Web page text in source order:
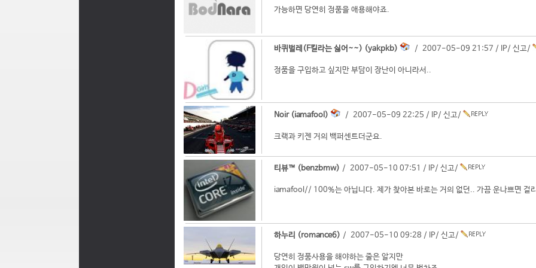
가능하면 당연히 정품을 애용해야죠.
바퀴벌레(F킬라는 싫어~~) (yakpkb) / 2007-05-09 21:57 / IP/ 신고/
정품을 구입하고 싶지만 부담이 장난이 아니라서..
Noir (iamafool) / 2007-05-09 22:25 / IP/ 신고/
크랙과 키젠 거의 백퍼센트더군요.
티뷰™ (benzbmw) / 2007-05-10 07:51 / IP/ 신고/
iamafool// 100%는 아닙니다. 제가 찾아본 바로는 거의 없던.. 가끔 운나쁘면 걸
하누리 (romance6) / 2007-05-10 09:28 / IP/ 신고/
당연히 정품사용을 해야하는 줄은 알지만